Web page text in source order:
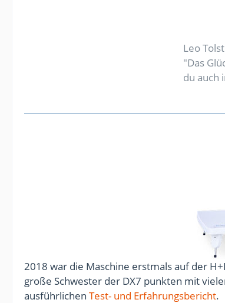
Leo
"Das
du auch
2018 war die Maschine erstmals auf der
große Schwester der DX7 punkten mit
ausführlichen Test- und Erfahrungsbericht.